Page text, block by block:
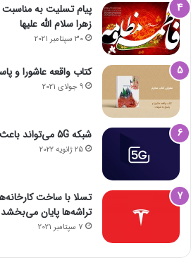
پیام تسلیت به
زهرا سلام الله علیها
30 سپتامبر 2021
کتاب واقعه عاشورا و
9 جولای 2021
شبکه 5G می‌تواند باعث سقوط هواپیما شود
25 ژانویه 2022
تسلا با ساخت
تراشه‌ها پایان می‌بخشد
7 سپتامبر 2021